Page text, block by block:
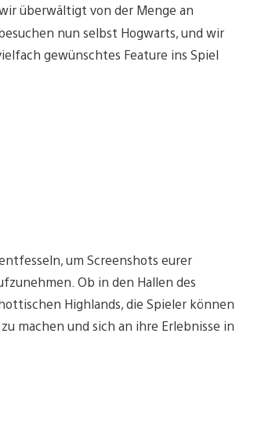
überwältigt von der Menge an
nun selbst Hogwarts, und wir
gewünschtes Feature ins Spiel
um Screenshots eurer
Ob in den Hallen des
Highlands, die Spieler können
machen und sich an ihre Erlebnisse in